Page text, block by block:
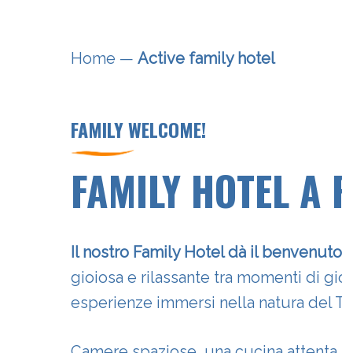
Home —Active family hotel
FAMILY WELCOME!
FAMILY HOTEL
Il nostro Family Hotel dà il
gioiosa e rilassante tra momenti di
esperienze immersi nella natura del